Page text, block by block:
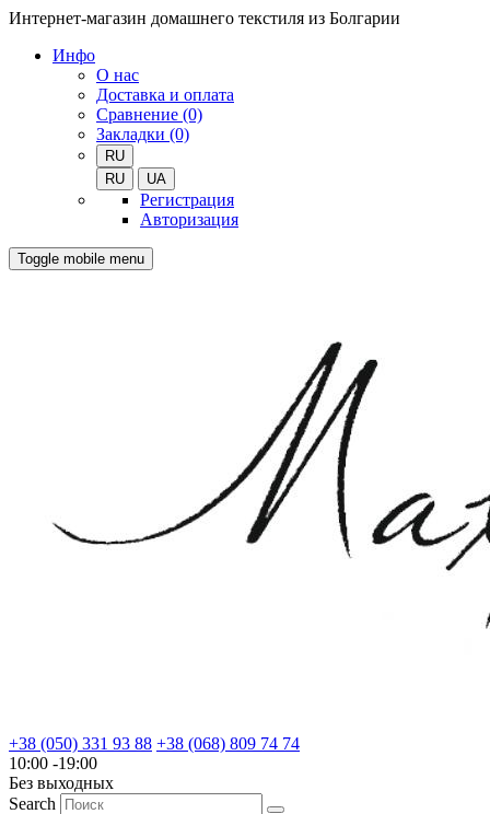
Интернет-магазин домашнего текстиля из Болгарии
Инфо
О нас
Доставка и оплата
Сравнение (0)
Закладки (0)
RU
RU
UA
Регистрация
Авторизация
Toggle mobile menu
+38 (050) 331 93 88 +38 (068) 809 74 74
10:00 -19:00
Без выходных
Search